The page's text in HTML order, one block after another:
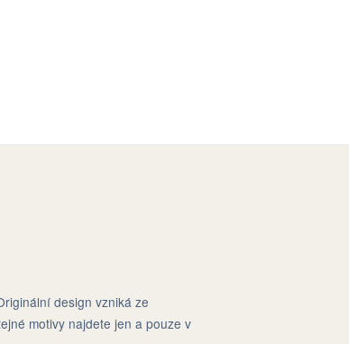
design vzniká ze
motivy najdete jen a pouze v